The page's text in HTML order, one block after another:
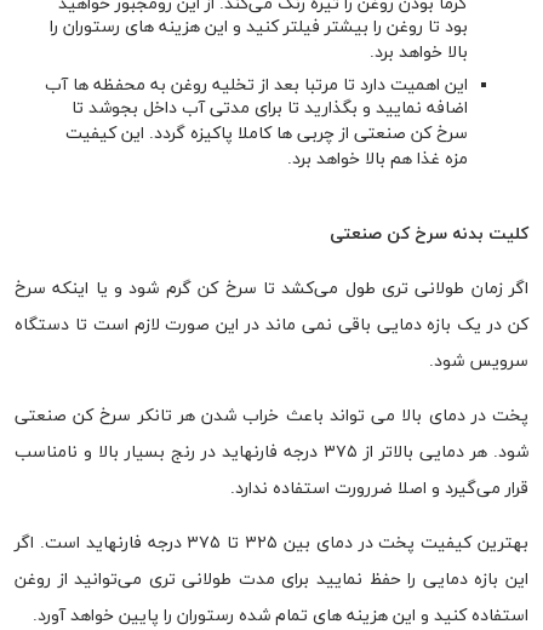
گرما بودن روغن را تیره رنگ می‌کند. از این رومجبور خواهید
بود تا روغن را بیشتر فیلتر کنید و این هزینه های رستوران را
بالا خواهد برد.
این اهمیت دارد تا مرتبا بعد از تخلیه روغن به محفظه ها آب
اضافه نمایید و بگذارید تا برای مدتی آب داخل بجوشد تا
سرخ کن صنعتی از چربی ها کاملا پاکیزه گردد. این کیفیت
مزه غذا هم بالا خواهد برد.
کلیت بدنه سرخ کن صنعتی
اگر زمان طولانی تری طول می‌کشد تا سرخ کن گرم شود و یا اینکه سرخ
کن در یک بازه دمایی باقی نمی ماند در این صورت لازم است تا دستگاه
سرویس شود.
پخت در دمای بالا می تواند باعث خراب شدن هر تانکر سرخ کن صنعتی
شود. هر دمایی بالاتر از ۳۷۵ درجه فارنهاید در رنج بسیار بالا و نامناسب
قرار می‌گیرد و اصلا ضررورت استفاده ندارد.
بهترین کیفیت پخت در دمای بین ۳۲۵ تا ۳۷۵ درجه فارنهاید است. اگر
این بازه دمایی را حفظ نمایید برای مدت طولانی تری می‌توانید از روغن
استفاده کنید و این هزینه های تمام شده رستوران را پایین خواهد آورد.